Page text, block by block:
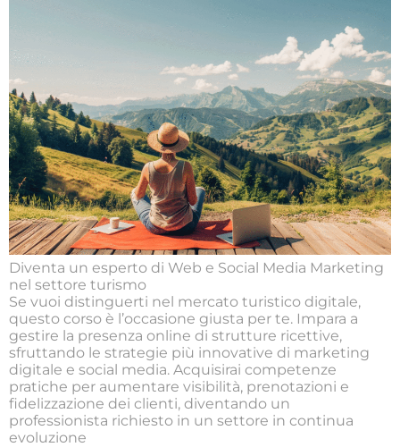
Diventa un esperto di Web e Social Media Marketing
nel settore turismo
Se vuoi distinguerti nel mercato turistico digitale,
questo corso è l’occasione giusta per te. Impara a
gestire la presenza online di strutture ricettive,
sfruttando le strategie più innovative di marketing
digitale e social media. Acquisirai competenze
pratiche per aumentare visibilità, prenotazioni e
fidelizzazione dei clienti, diventando un
professionista richiesto in un settore in continua
evoluzione